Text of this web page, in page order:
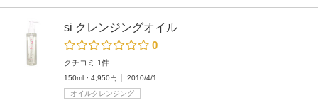
si クレンジングオイル
0
クチコミ 1件
150ml・4,950円
2010/4/1
オイルクレンジング